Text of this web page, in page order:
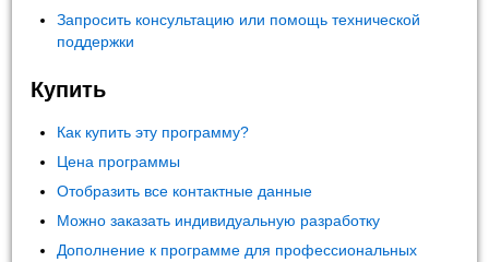
Запросить консультацию или помощь технической
поддержки
Купить
Как купить эту программу?
Цена программы
Отобразить все контактные данные
Можно заказать индивидуальную разработку
Дополнение к программе для профессиональных